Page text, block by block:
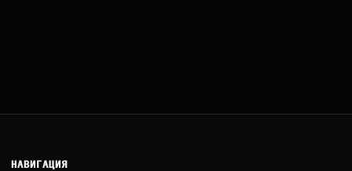
НАВИГАЦИЯ